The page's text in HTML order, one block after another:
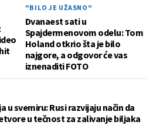
"BILO JE UŽASNO"
Dvanaest sati u
Spajdermenovom odelu: Tom
Holand otkrio šta je bilo
najgore, a odgovor će vas
iznenaditi FOTO
u svemiru: Rusi razvijaju način da
u tečnost za zalivanje biljaka